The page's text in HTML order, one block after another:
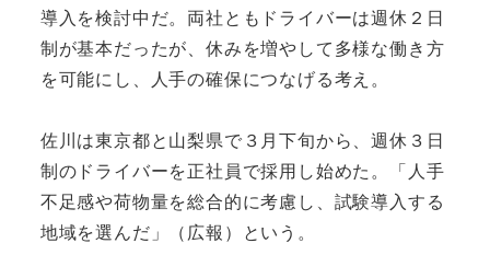
導入を検討中だ。両社ともドライバーは週休２日
制が基本だったが、休みを増やして多様な働き方
を可能にし、人手の確保につなげる考え。
佐川は東京都と山梨県で３月下旬から、週休３日
制のドライバーを正社員で採用し始めた。「人手
不足感や荷物量を総合的に考慮し、試験導入する
地域を選んだ」（広報）という。